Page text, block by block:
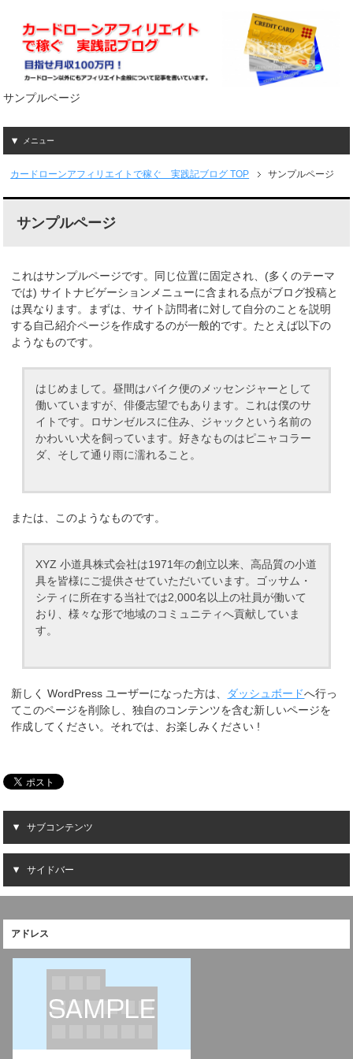
サンプルページ
メニュー
カードローンアフィリエイトで稼ぐ 実践記ブログ TOP サンプルページ
サンプルページ
これはサンプルページです。同じ位置に固定され、(多くのテーマ
では) サイトナビゲーションメニューに含まれる点がブログ投稿と
は異なります。まずは、サイト訪問者に対して自分のことを説明
する自己紹介ページを作成するのが一般的です。たとえば以下の
ようなものです。
はじめまして。昼間はバイク便のメッセンジャーとして
働いていますが、俳優志望でもあります。これは僕のサ
イトです。ロサンゼルスに住み、ジャックという名前の
かわいい犬を飼っています。好きなものはピニャコラー
ダ、そして通り雨に濡れること。
または、このようなものです。
XYZ 小道具株式会社は1971年の創立以来、高品質の小道
具を皆様にご提供させていただいています。ゴッサム・
シティに所在する当社では2,000名以上の社員が働いて
おり、様々な形で地域のコミュニティへ貢献していま
す。
新しく WordPress ユーザーになった方は、 ダッシュボードへ行っ
てこのページを削除し、独自のコンテンツを含む新しいページを
作成してください。それでは、お楽しみください !
サブコンテンツ
サイドバー
アドレス